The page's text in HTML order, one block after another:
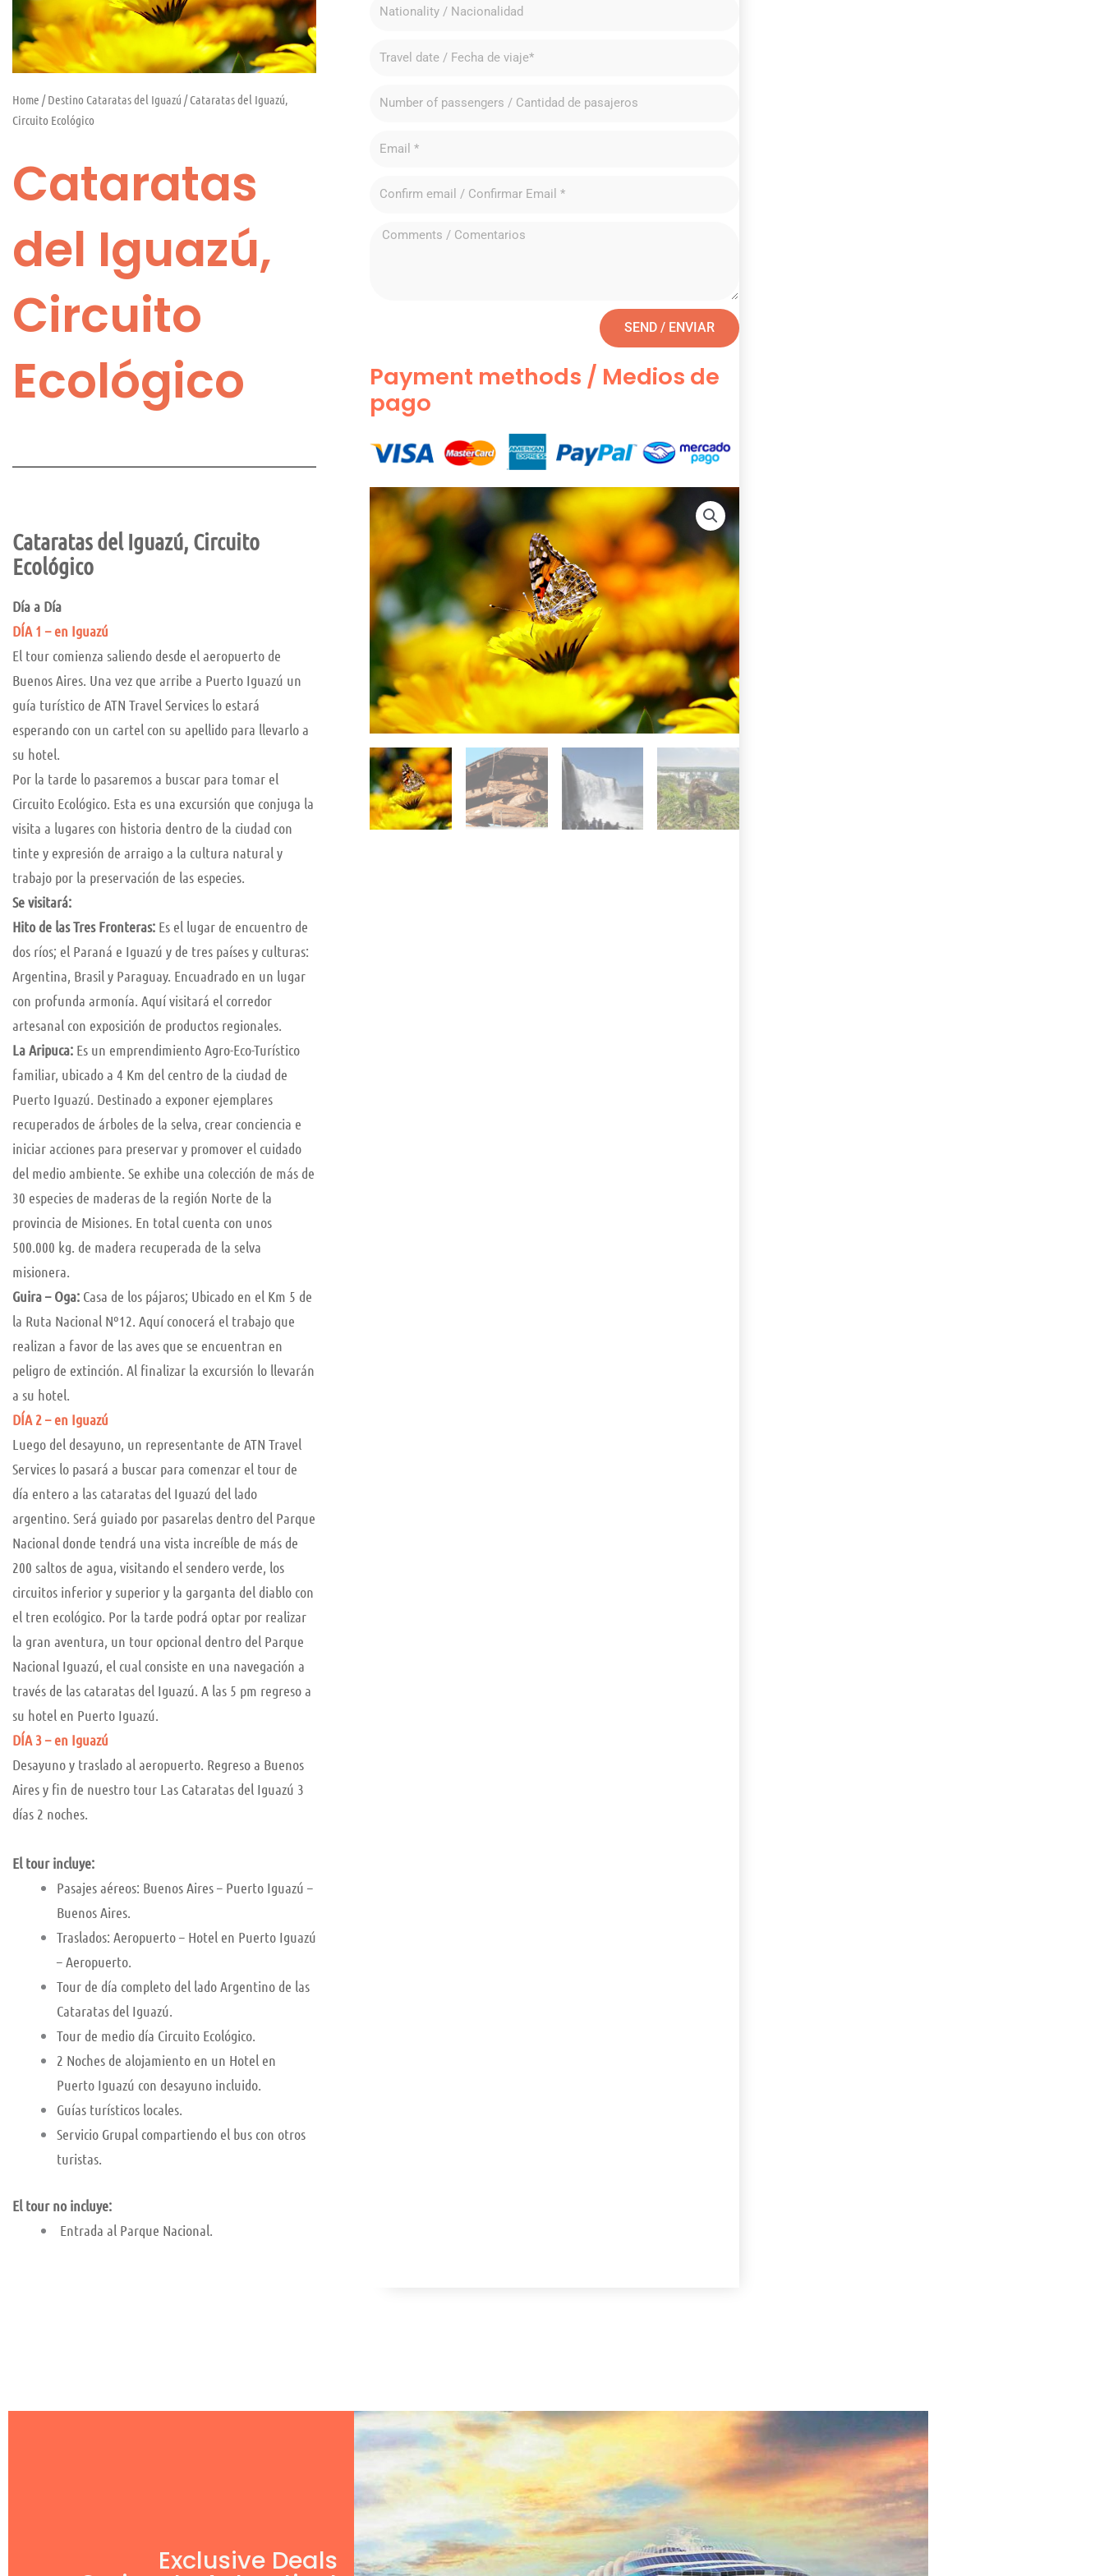
Home /Destino Cataratas del Iguazú / Cataratas del Iguazú,
Circuito Ecológico
Cataratas
del Iguazú,
Circuito
Ecológico
Cataratas del Iguazú, Circuito
Ecológico
Día a Día
DÍA 1 – en Iguazú
El tour comienza saliendo desde el aeropuerto de
Buenos Aires. Una vez que arribe a Puerto Iguazú un
guía turístico de ATN Travel Services lo estará
esperando con un cartel con su apellido para llevarlo a
su hotel.
Por la tarde lo pasaremos a buscar para tomar el
Circuito Ecológico. Esta es una excursión que conjuga la
visita a lugares con historia dentro de la ciudad con
tinte y expresión de arraigo a la cultura natural y
trabajo por la preservación de las especies.
Se visitará:
Hito de las Tres Fronteras: Es el lugar de encuentro de
dos ríos; el Paraná e Iguazú y de tres países y culturas:
Argentina, Brasil y Paraguay. Encuadrado en un lugar
con profunda armonía. Aquí visitará el corredor
artesanal con exposición de productos regionales.
La Aripuca: Es un emprendimiento Agro-Eco-Turístico
familiar, ubicado a 4 Km del centro de la ciudad de
Puerto Iguazú. Destinado a exponer ejemplares
recuperados de árboles de la selva, crear conciencia e
iniciar acciones para preservar y promover el cuidado
del medio ambiente. Se exhibe una colección de más de
30 especies de maderas de la región Norte de la
provincia de Misiones. En total cuenta con unos
500.000 kg. de madera recuperada de la selva
misionera.
Guira – Oga: Casa de los pájaros; Ubicado en el Km 5 de
la Ruta Nacional Nº12. Aquí conocerá el trabajo que
realizan a favor de las aves que se encuentran en
peligro de extinción. Al finalizar la excursión lo llevarán
a su hotel.
DÍA 2 – en Iguazú
Luego del desayuno, un representante de ATN Travel
Services lo pasará a buscar para comenzar el tour de
día entero a las cataratas del Iguazú del lado
argentino. Será guiado por pasarelas dentro del Parque
Nacional donde tendrá una vista increíble de más de
200 saltos de agua, visitando el sendero verde, los
circuitos inferior y superior y la garganta del diablo con
el tren ecológico. Por la tarde podrá optar por realizar
la gran aventura, un tour opcional dentro del Parque
Nacional Iguazú, el cual consiste en una navegación a
través de las cataratas del Iguazú. A las 5 pm regreso a
su hotel en Puerto Iguazú.
DÍA 3 – en Iguazú
Desayuno y traslado al aeropuerto. Regreso a Buenos
Aires y fin de nuestro tour Las Cataratas del Iguazú 3
días 2 noches.
El tour incluye:
Pasajes aéreos: Buenos Aires – Puerto Iguazú –
Buenos Aires.
Traslados: Aeropuerto – Hotel en Puerto Iguazú
– Aeropuerto.
Tour de día completo del lado Argentino de las
Cataratas del Iguazú.
Tour de medio día Circuito Ecológico.
2 Noches de alojamiento en un Hotel en
Puerto Iguazú con desayuno incluido.
Guías turísticos locales.
Servicio Grupal compartiendo el bus con otros
turistas.
El tour no incluye:
Entrada al Parque Nacional.
SEND / ENVIAR
Payment methods / Medios de
pago
Exclusive Deals